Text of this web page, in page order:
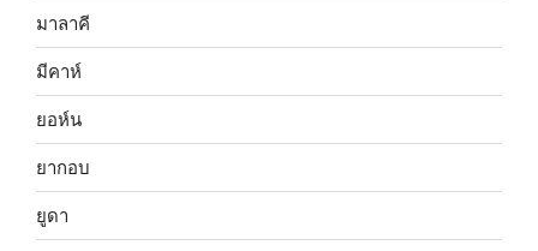
มาลาคี
มีคาห์
ยอห์น
ยากอบ
ยูดา